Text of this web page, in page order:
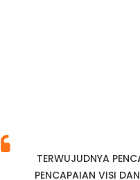
TERWUJUDNYA
PENCAPAIAN VISI